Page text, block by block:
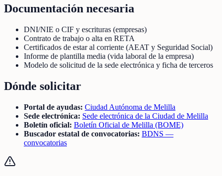
Documentación necesaria
DNI/NIE o CIF y escrituras (empresas)
Contrato de trabajo o alta en RETA
Certificados de estar al corriente (AEAT y Seguridad Social)
Informe de plantilla media (vida laboral de la empresa)
Modelo de solicitud de la sede electrónica y ficha de terceros
Dónde solicitar
Portal de ayudas: Ciudad Autónoma de Melilla
Sede electrónica: Sede electrónica de la Ciudad de Melilla
Boletín oficial: Boletín Oficial de Melilla (BOME)
Buscador estatal de convocatorias: BDNS —
convocatorias